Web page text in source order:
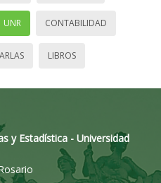
UNR CONTABILIDAD
LIBROS
y Estadística - Universidad